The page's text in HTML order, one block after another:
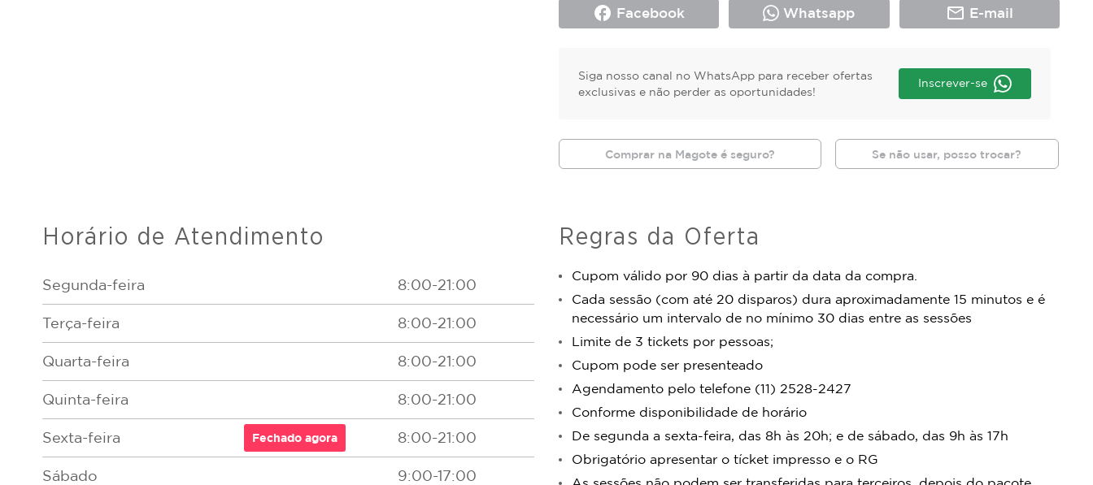
facebook Facebook Whatsapp mail_outline E-mail
Siga nosso canal no WhatsApp para receber ofertas
exclusivas e não perder as oportunidades!
Inscrever-se
Comprar na Magote é seguro? Se não usar, posso trocar?
Horário de Atendimento
Segunda-feira 8:00-21:00
Terça-feira 8:00-21:00
Quarta-feira 8:00-21:00
Quinta-feira 8:00-21:00
Sexta-feira Fechado agora 8:00-21:00
Sábado 9:00-17:00
Regras da Oferta
Cupom válido por 90 dias à partir da data da compra.
Cada sessão (com até 20 disparos) dura aproximadamente 15 minutos e é
necessário um intervalo de no mínimo 30 dias entre as sessões
Limite de 3 tickets por pessoas;
Cupom pode ser presenteado
Agendamento pelo telefone (11) 2528-2427
Conforme disponibilidade de horário
De segunda a sexta-feira, das 8h às 20h; e de sábado, das 9h às 17h
Obrigatório apresentar o tícket impresso e o RG